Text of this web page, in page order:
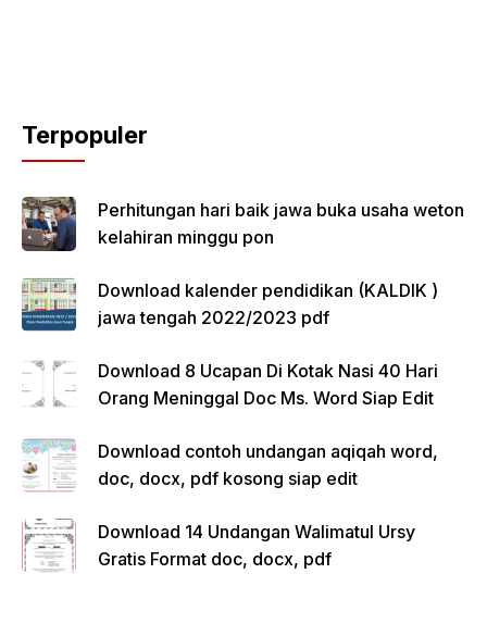
Terpopuler
Perhitungan hari baik jawa buka usaha weton
kelahiran minggu pon
Download kalender pendidikan (KALDIK )
jawa tengah 2022/2023 pdf
Download 8 Ucapan Di Kotak Nasi 40 Hari
Orang Meninggal Doc Ms. Word Siap Edit
Download contoh undangan aqiqah word,
doc, docx, pdf kosong siap edit
Download 14 Undangan Walimatul Ursy
Gratis Format doc, docx, pdf